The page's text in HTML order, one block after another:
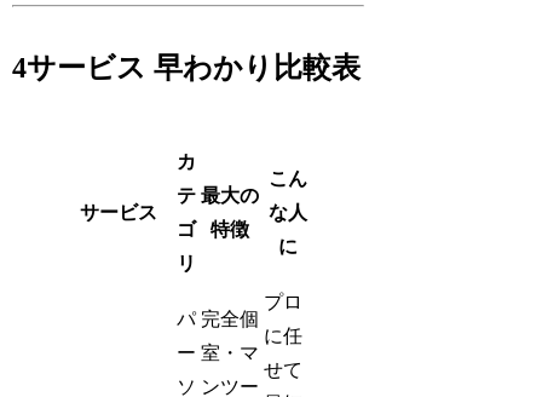
4サービス 早わかり比較表
サービス
カ
テ
ゴ
リ
最大の
特徴
こん
な人
に
パ
ー
ソ
完全個
室・マ
ンツー
プロ
に任
せて